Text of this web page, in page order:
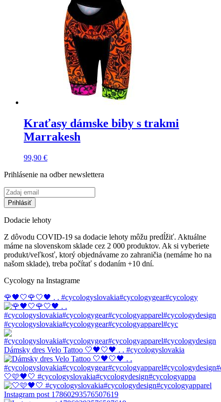
Kraťasy dámske biby s trakmi
Marrakesh
99,90 €
Prihlásenie na odber newslettera
Dodacie lehoty
Z dôvodu COVID-19 sa dodacie lehoty môžu predĺžiť. Aktuálne
máme na slovenskom sklade cez 2 000 produktov. Ak si vyberiete
produkt/veľkosť, ktorý objednávame zo zahraničia (nemáme ho na
našom sklade), treba počítať s dodaním +10 dní.
Cycology na Instagrame
🌹🖤🤍🌹🤍🖤 . . #cycologyslovakia#cycologygear#cycology
#cycologyslovakia#cycologygear#cycologyapparel#cyc
Dámsky dres Velo Tattoo 🤍🖤🤍🖤 . . #cycologyslovakia
🤍🩷🖤🤍 #cycologyslovakia#cycologydesign#cycologyappa
Instagram post 17860293576507619